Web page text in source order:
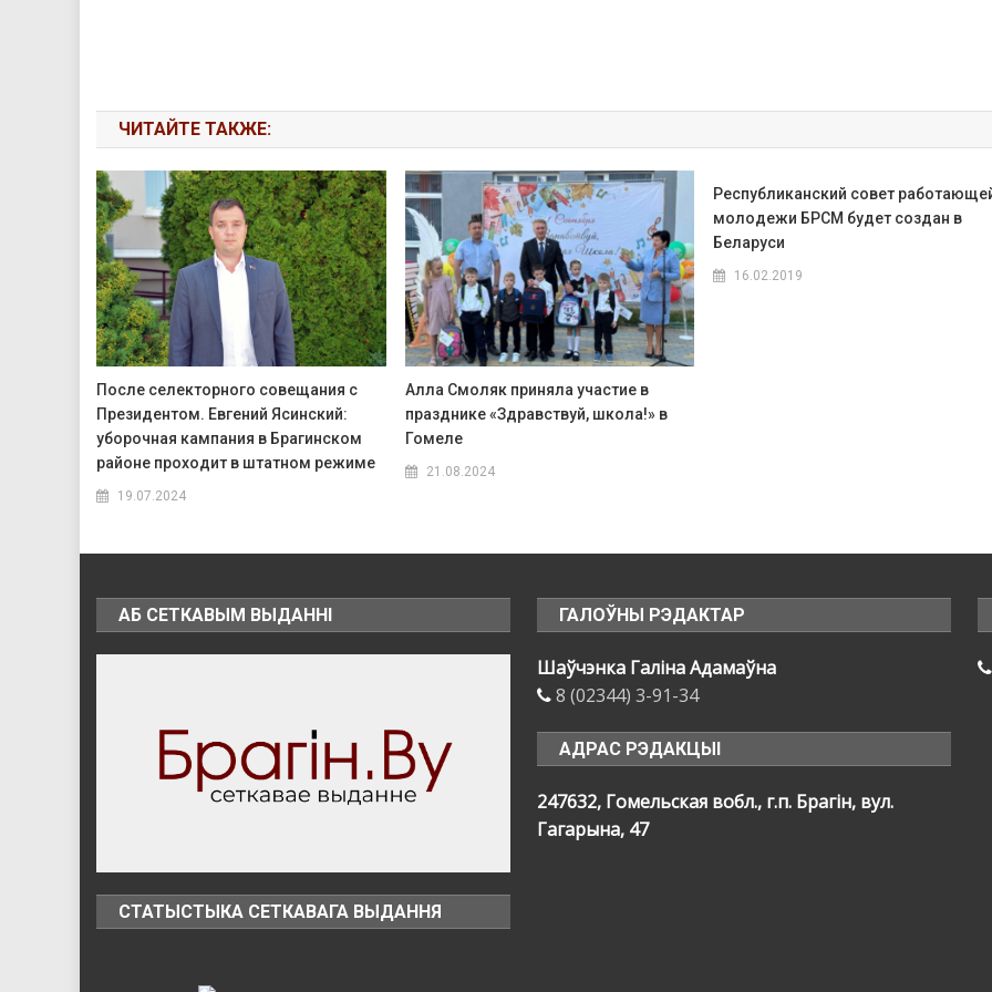
ЧИТАЙТЕ ТАКЖЕ:
После селекторного совещания с
Президентом. Евгений Ясинский:
уборочная кампания в Брагинском
районе проходит в штатном режиме
19.07.2024
Алла Смоляк приняла участие в
празднике «Здравствуй, школа!» в
Гомеле
21.08.2024
Республиканский совет
молодежи БРСМ будет создан в
Беларуси
16.02.2019
АБ СЕТКАВЫМ ВЫДАННІ
СТАТЫСТЫКА СЕТКАВАГА ВЫДАННЯ
ГАЛОЎНЫ РЭДАКТАР
Шаўчэнка Галіна Адамаўна
8 (02344) 3-91-34
АДРАС РЭДАКЦЫІ
247632, Гомельская вобл., г.п. Брагін, вул.
Гагарына, 47